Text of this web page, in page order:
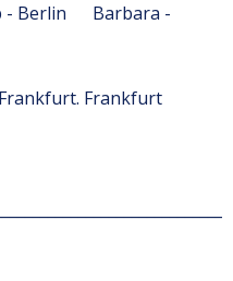
- Berlin Barbara -
Frankfurt